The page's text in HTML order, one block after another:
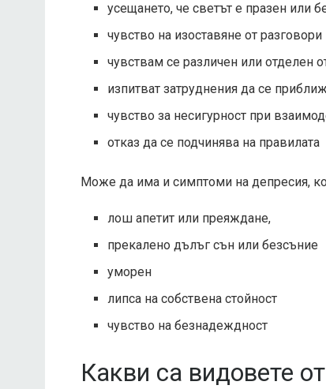
усещането, че светът е празен или
чувство на изоставяне от
чувствам се различен или отделен
изпитват затруднения да се
чувство за несигурност при
отказ да се подчинява на правилата
Може да има и симптоми на депресия,
лош апетит или преяждане,
прекалено дълъг сън или безсъние
уморен
липса на собствена стойност
чувство на безнадеждност
Какви са видовете